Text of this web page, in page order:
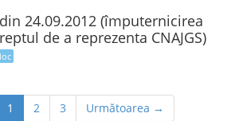
24.09.2012 (împuternicirea
de a reprezenta CNAJGS)
1 2 3 Următoarea →